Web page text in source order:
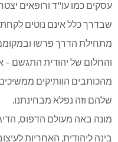
עסקים כמו עו"ד ורופאים
שבדרך כלל אינם נוטים
מתחילת הדרך פרשו ובמקומם
והחלום של יהודית התגשם –
מהכותבים הוותיקים
שלהם וזה נפלא מבחינתנו.
מונה באה מעולם הדפוס,
בינה ליהודית, האחריות